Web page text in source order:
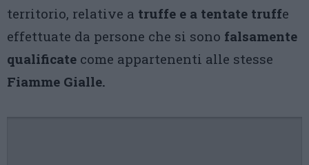
territorio, relative a truffe e a tentate truffe
effettuate da persone che si sono falsamente
qualificate come appartenenti alle stesse
Fiamme Gialle.